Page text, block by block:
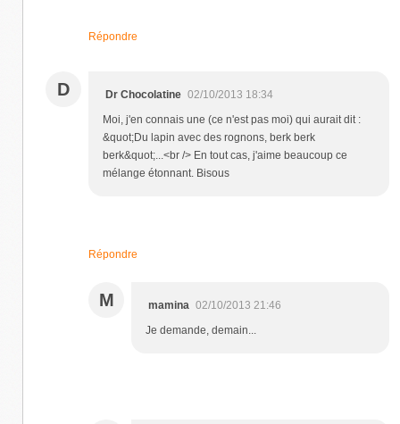
Répondre
D Dr Chocolatine 02/10/2013 18:34
Moi, j'en connais une (ce n'est pas moi) qui aurait dit :
&quot;Du lapin avec des rognons, berk berk
berk&quot;...<br /> En tout cas, j'aime beaucoup ce
mélange étonnant. Bisous
Répondre
M mamina 02/10/2013 21:46
Je demande, demain...